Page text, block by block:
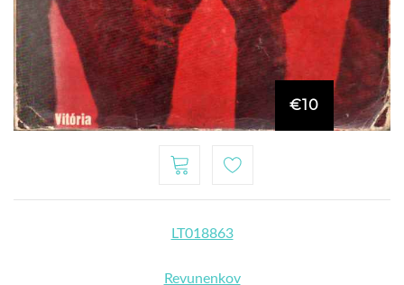
€10
LT018863
Revunenkov